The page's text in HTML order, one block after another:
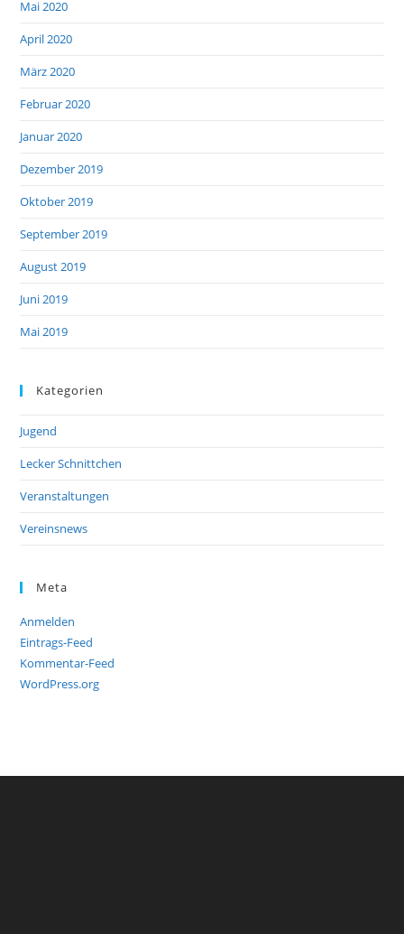
Mai 2020
April 2020
März 2020
Februar 2020
Januar 2020
Dezember 2019
Oktober 2019
September 2019
August 2019
Juni 2019
Mai 2019
Kategorien
Jugend
Lecker Schnittchen
Veranstaltungen
Vereinsnews
Meta
Anmelden
Eintrags-Feed
Kommentar-Feed
WordPress.org